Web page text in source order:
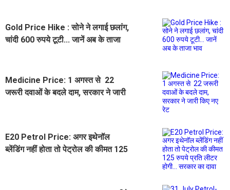
Gold Price Hike : सोने ने लगाई छलांग,
चांदी 600 रुपये टूटी... जानें अब के ताजा
Medicine Price: 1 अगस्त से 22
जरूरी दवाओं के बदले दाम, सरकार ने जारी
E20 Petrol Price: अगर इथेनॉल
ब्लेंडिंग नहीं होता तो पेट्रोल की कीमत 125